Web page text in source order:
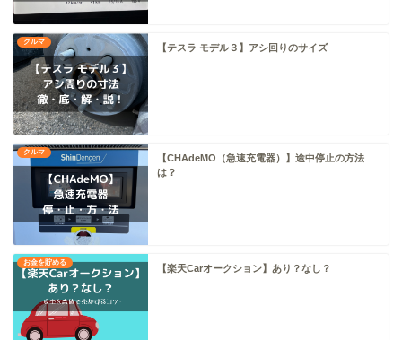
クルマ
【テスラ モデル３】アシ回りのサイズ
クルマ
【CHAdeMO（急速充電器）】途中停止の方法
は？
お金を貯める
【楽天Carオークション】あり？なし？